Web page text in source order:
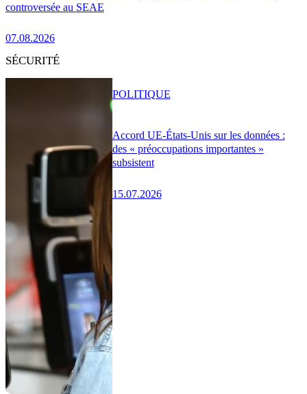
controversée au SEAE
07.08.2026
SÉCURITÉ
Accord UE-États-Unis sur les données :
des « préoccupations importantes »
subsistent
15.07.2026
POLITIQUE